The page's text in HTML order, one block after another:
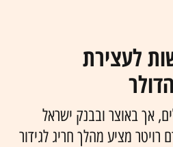
לעצירת
של 2.8 שקלים, אך באוצר ובבנק ישראל
מציע מהלך חריג לגידור